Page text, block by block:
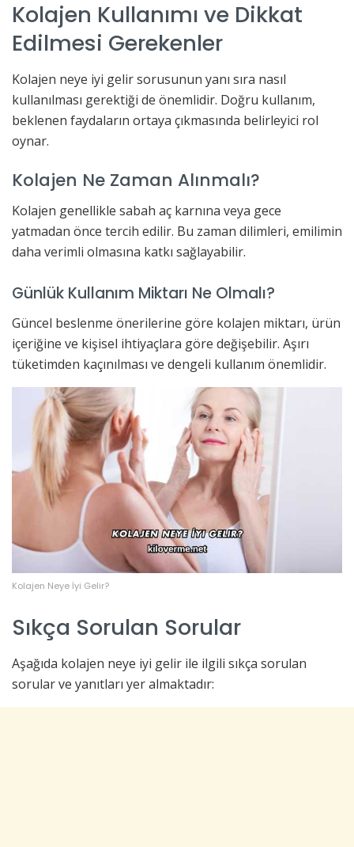
Kolajen Kullanımı ve Dikkat
Edilmesi Gerekenler
Kolajen neye iyi gelir sorusunun yanı sıra nasıl
kullanılması gerektiği de önemlidir. Doğru kullanım,
beklenen faydaların ortaya çıkmasında belirleyici rol
oynar.
Kolajen Ne Zaman Alınmalı?
Kolajen genellikle sabah aç karnına veya gece
yatmadan önce tercih edilir. Bu zaman dilimleri, emilimin
daha verimli olmasına katkı sağlayabilir.
Günlük Kullanım Miktarı Ne Olmalı?
Güncel beslenme önerilerine göre kolajen miktarı, ürün
içeriğine ve kişisel ihtiyaçlara göre değişebilir. Aşırı
tüketimden kaçınılması ve dengeli kullanım önemlidir.
Kolajen Neye İyi Gelir?
Sıkça Sorulan Sorular
Aşağıda kolajen neye iyi gelir ile ilgili sıkça sorulan
sorular ve yanıtları yer almaktadır: